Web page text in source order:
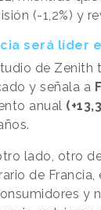
(-1,2%) y
será líder
de Zenith
y señala a
anual
lado, otro
de
y